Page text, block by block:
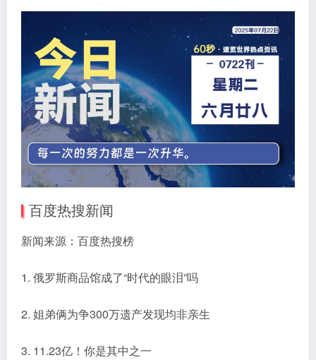
百度热搜新闻
新闻来源：百度热搜榜
1. 俄罗斯商品馆成了“时代的眼泪”吗
2. 姐弟俩为争300万遗产发现均非亲生
3. 11.23亿！你是其中之一